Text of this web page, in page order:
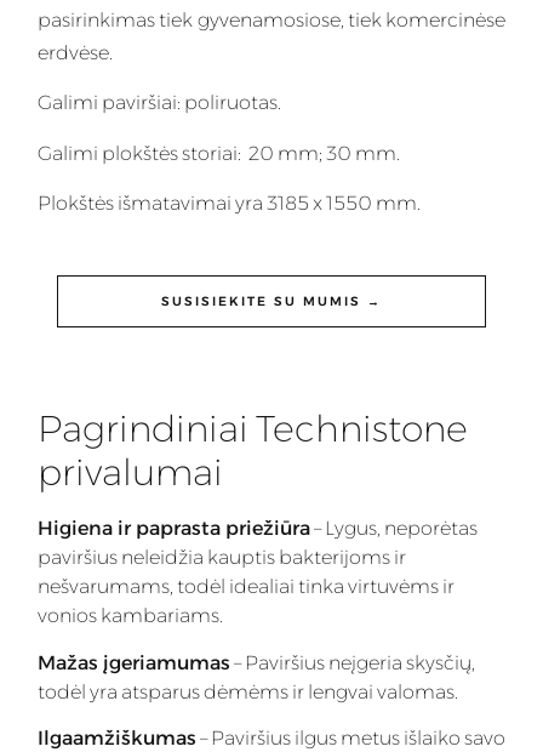
pasirinkimas tiek gyvenamosiose, tiek komercinėse
erdvėse.
Galimi paviršiai: poliruotas.
Galimi plokštės storiai: 20 mm; 30 mm.
Plokštės išmatavimai yra 3185 x 1550 mm.
SUSISIEKITE SU MUMIS →
Pagrindiniai Technistone
privalumai
Higiena ir paprasta priežiūra– Lygus, neporėtas
paviršius neleidžia kauptis bakterijoms ir
nešvarumams, todėl idealiai tinka virtuvėms ir
vonios kambariams.
Mažas įgeriamumas – Paviršius neįgeria skysčių,
todėl yra atsparus dėmėms ir lengvai valomas.
Ilgaamžiškumas – Paviršius ilgus metus išlaiko savo